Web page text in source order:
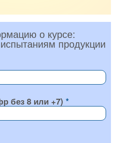
о курсе:
продукции
без 8 или +7)